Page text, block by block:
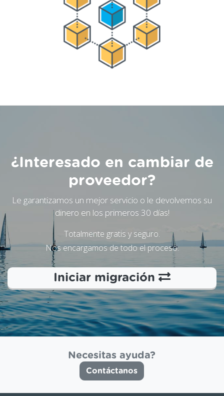
¿Interesado en cambiar de
proveedor?
Le garantizamos un mejor servicio o le devolvemos su
dinero en los primeros 30 días!
Totalmente gratis y seguro.
Nos encargamos de todo el proceso.
Iniciar migración
Necesitas ayuda?
Contáctanos